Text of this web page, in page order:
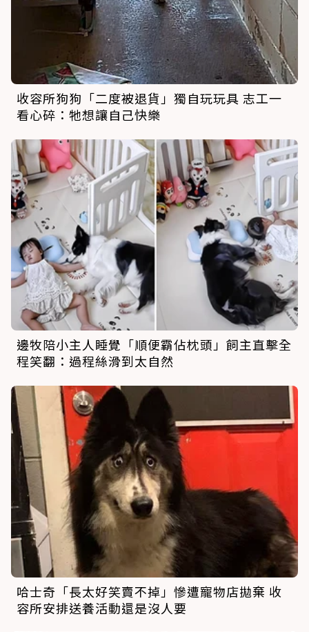
收容所狗狗「二度被退貨」獨自玩玩具 志工一
看心碎：牠想讓自己快樂
邊牧陪小主人睡覺「順便霸佔枕頭」飼主直擊全
程笑翻：過程絲滑到太自然
哈士奇「長太好笑賣不掉」慘遭寵物店拋棄 收
容所安排送養活動還是沒人要